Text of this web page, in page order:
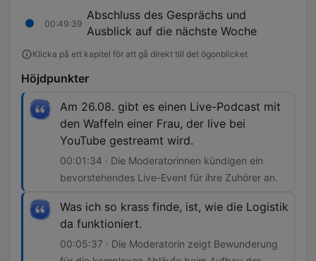
00:49:39
Abschluss des Gesprächs und
Ausblick auf die nächste Woche
Klicka på ett kapitel för att gå direkt till det ögonblicket
Höjdpunkter
Am 26.08. gibt es einen Live-Podcast mit
den Waffeln einer Frau, der live bei
YouTube gestreamt wird.
00:01:34 · Die Moderatorinnen kündigen ein
bevorstehendes Live-Event für ihre Zuhörer an.
Was ich so krass finde, ist, wie die Logistik
da funktioniert.
00:05:37 · Die Moderatorin zeigt Bewunderung